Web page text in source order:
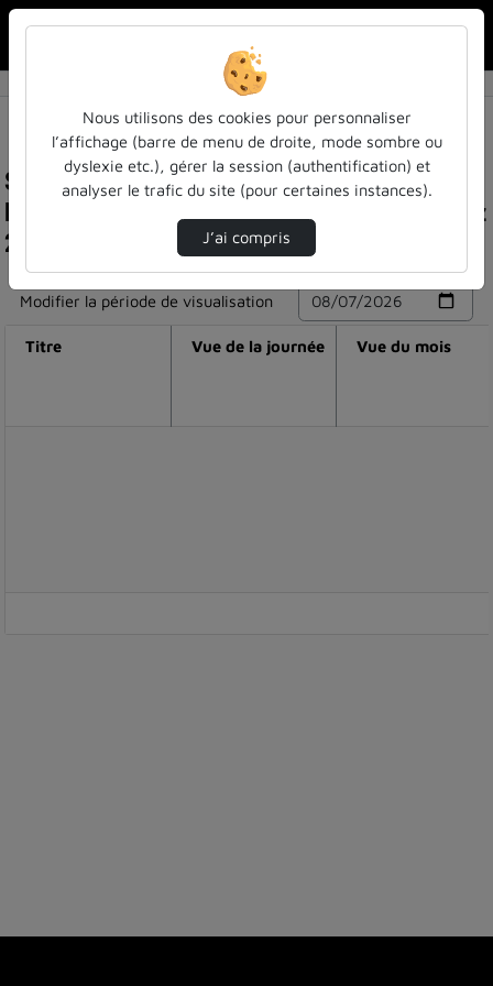
Statistiques de visualisation de la vidéo
Entretien avec alain koskas lors du cap’lab metz
2025
Modifier la période de visualisation
Titre Vue de la journée Vue du mois
Nous utilisons des cookies pour personnaliser
l’affichage (barre de menu de droite, mode sombre ou
dyslexie etc.), gérer la session (authentification) et
analyser le trafic du site (pour certaines instances).
J’ai compris